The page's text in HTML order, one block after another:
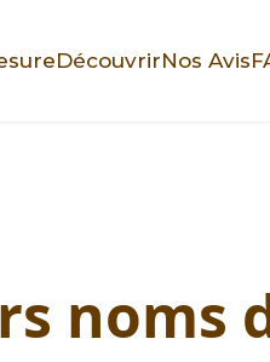
DécouvrirNos Avis
noms